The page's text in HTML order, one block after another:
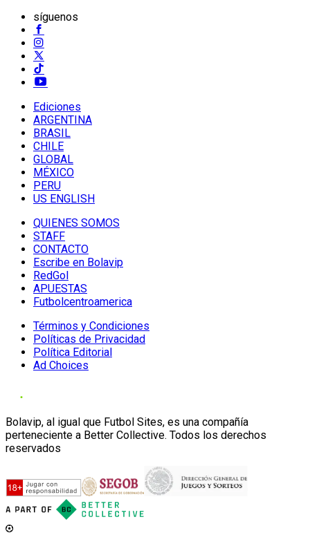
síguenos
Ediciones
ARGENTINA
BRASIL
CHILE
GLOBAL
MÉXICO
PERU
US ENGLISH
QUIENES SOMOS
STAFF
CONTACTO
Escribe en Bolavip
RedGol
APUESTAS
Futbolcentroamerica
Términos y Condiciones
Políticas de Privacidad
Política Editorial
Ad Choices
Bolavip, al igual que Futbol Sites, es una compañía
perteneciente a Better Collective. Todos los derechos
reservados